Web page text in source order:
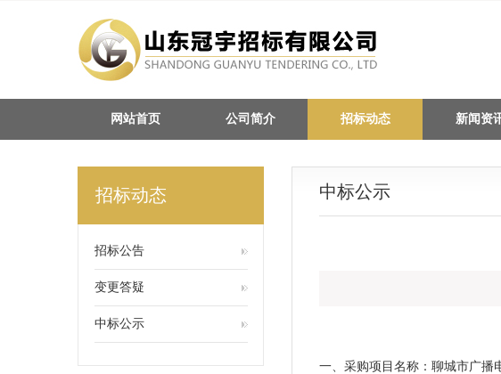
网站首页 公司简介 招标动态 新闻资
招标动态
招标公告
变更答疑
中标公示
中标公示
一、采购项目名称：聊城市广播